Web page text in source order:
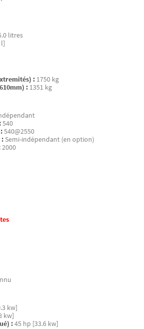
litres
l]
: 1750 kg
: 1351 kg
540
540@2550
: Semi-indépendant (en option)
2000
kw]
kw]
:45 hp [33.6 kw]